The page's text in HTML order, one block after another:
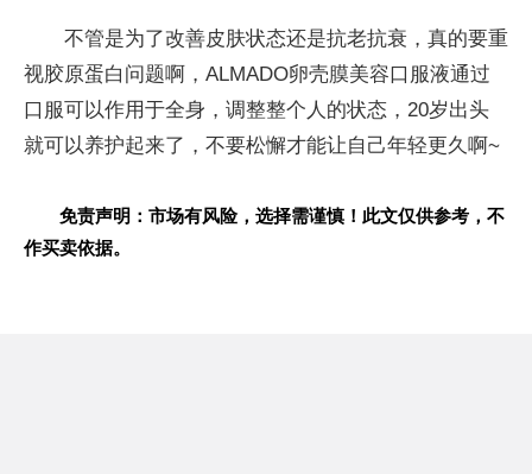
不管是为了改善皮肤状态还是抗老抗衰，真的要重
视胶原蛋白问题啊，ALMADO卵壳膜美容口服液通过
口服可以作用于全身，调整整个人的状态，20岁出头
就可以养护起来了，不要松懈才能让自己年轻更久啊~
免责声明：市场有风险，选择需谨慎！此文仅供参考，不
作买卖依据。